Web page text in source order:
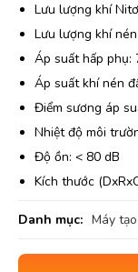
Lưu lượng khí
Lưu lượng khí
Áp suất hấp phụ:
Áp suất khí nén
Điểm sương áp
Nhiệt độ môi
Độ ồn: < 80 dB
Kích thước
Danh mục: Máy